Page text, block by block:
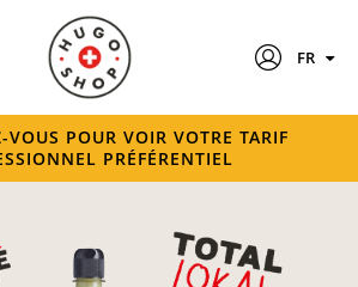
FR
VOUS POUR VOIR VOTRE TARIF
PRÉFÉRENTIEL